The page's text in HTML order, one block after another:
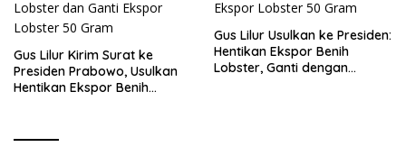
Gus Lilur Kirim Surat ke
Presiden Prabowo, Usulkan
Hentikan Ekspor Benih
Gus Lilur Usulkan ke Presiden:
Hentikan Ekspor Benih
Lobster, Ganti dengan